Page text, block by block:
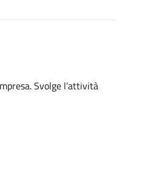
Svolge l’attività